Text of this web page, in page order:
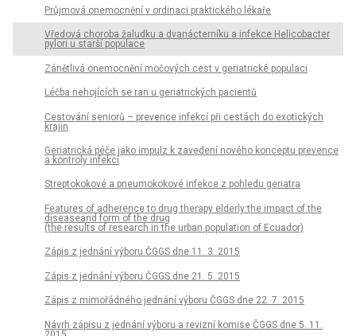
Průjmová onemocnění v ordinaci praktického lékaře
Vředová choroba žaludku a dvanácterníku a infekce Helicobacter
pylori u starší populace
Zánětlivá onemocnění močových cest v geriatrické populaci
Léčba nehojících se ran u geriatrických pacientů
Cestování seniorů – prevence infekcí při cestách do exotických
krajin
Geriatrická péče jako impulz k zavedení nového konceptu prevence
a kontroly infekcí
Streptokokové a pneumokokové infekce z pohledu geriatra
Features of adherence to drug therapy elderly:the impact of the
diseaseand form of the drug
(the results of research in the urban population of Ecuador)
Zápis z jednání výboru ČGGS dne 11. 3. 2015
Zápis z jednání výboru ČGGS dne 21. 5. 2015
Zápis z mimořádného jednání výboru ČGGS dne 22. 7. 2015
Návrh zápisu z jednání výboru a revizní komise ČGGS dne 5. 11.